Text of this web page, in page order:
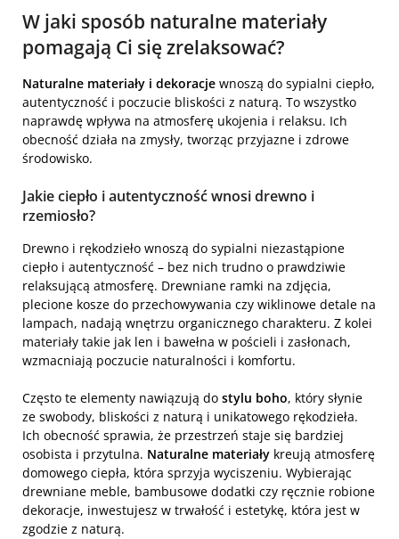
W jaki sposób naturalne materiały
pomagają Ci się zrelaksować?
Naturalne materiały i dekoracje wnoszą do sypialni ciepło,
autentyczność i poczucie bliskości z naturą. To wszystko
naprawdę wpływa na atmosferę ukojenia i relaksu. Ich
obecność działa na zmysły, tworząc przyjazne i zdrowe
środowisko.
Jakie ciepło i autentyczność wnosi drewno i
rzemiosło?
Drewno i rękodzieło wnoszą do sypialni niezastąpione
ciepło i autentyczność – bez nich trudno o prawdziwie
relaksującą atmosferę. Drewniane ramki na zdjęcia,
plecione kosze do przechowywania czy wiklinowe detale na
lampach, nadają wnętrzu organicznego charakteru. Z kolei
materiały takie jak len i bawełna w pościeli i zasłonach,
wzmacniają poczucie naturalności i komfortu.
Często te elementy nawiązują do stylu boho, który słynie
ze swobody, bliskości z naturą i unikatowego rękodzieła.
Ich obecność sprawia, że przestrzeń staje się bardziej
osobista i przytulna. Naturalne materiały kreują atmosferę
domowego ciepła, która sprzyja wyciszeniu. Wybierając
drewniane meble, bambusowe dodatki czy ręcznie robione
dekoracje, inwestujesz w trwałość i estetykę, która jest w
zgodzie z naturą.